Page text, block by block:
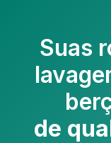
Suas
de